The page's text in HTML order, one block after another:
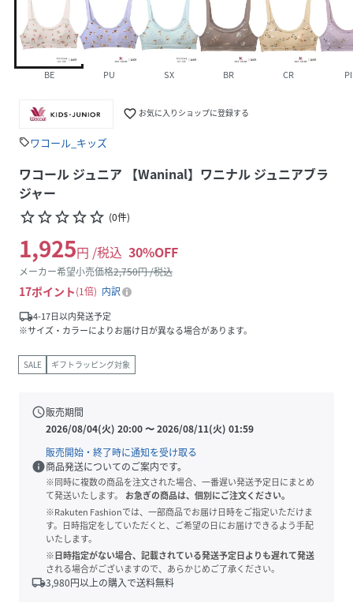
BE PU SX BR CR PI
favorite_border お気に入りショップに登録する
sellワコール_キッズ
ワコール ジュニア 【Waninal】ワニナル ジュニアブラ
ジャー
star_borderstar_borderstar_borderstar_borderstar_border (0件)
1,925円 /税込 30%OFF
メーカー希望小売価格2,750円 /税込
17ポイント 1倍
内訳
local_shipping4-17日以内発送予定
※サイズ・カラーによりお届け日が異なる場合があります。
SALE ギフトラッピング対象
schedule販売期間
2026/08/04(火) 20:00〜2026/08/11(火) 01:59
販売開始・終了時に通知を受け取る
info商品発送についてのご案内です。
※同時に複数の商品を注文された場合、一番遅い発送予定日にまとめ
て発送いたします。
お急ぎの商品は、個別にご注文ください。
※Rakuten Fashionでは、一部商品でお届け日時をご指定いただけま
す。日時指定をしていただくと、ご希望の日にお届けできるよう手配
いたします。
※日時指定がない場合、記載されている発送予定日よりも遅れて発送
される場合がございますので、あらかじめご了承ください。
local_shipping3,980円以上の購入で送料無料